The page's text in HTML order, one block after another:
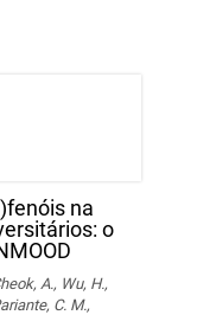
na
o
A., Wu, H.,
C. M.,